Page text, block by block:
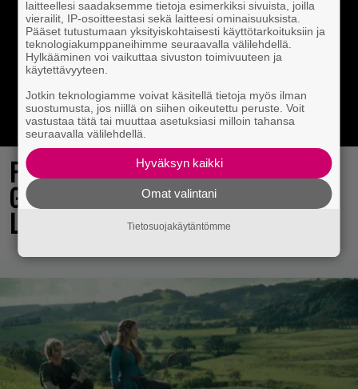
Final Fantasy VII Revelation näytillä
Gamescom-messujen Opening Night
Live -tapahtumassa
laitteellesi saadaksemme tietoja esimerkiksi sivuista, joilla
vierailit, IP-osoitteestasi sekä laitteesi ominaisuuksista.
Pääset tutustumaan yksityiskohtaisesti käyttötarkoituksiin ja
teknologiakumppaneihimme seuraavalla välilehdellä.
Hylkääminen voi vaikuttaa sivuston toimivuuteen ja
käytettävyyteen.
Jotkin teknologiamme voivat käsitellä tietoja myös ilman
suostumusta, jos niillä on siihen oikeutettu peruste. Voit
vastustaa tätä tai muuttaa asetuksiasi milloin tahansa
seuraavalla välilehdellä.
Hyväksyn kaikki
Omat valintani
Tietosuojakäytäntömme